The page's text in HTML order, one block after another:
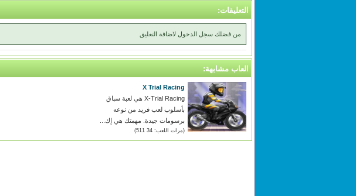
التعليقات:
من فضلك سجل الدخول لاضافة التعليق
العاب مشابهة:
X Trial Racing
X-Trial Racing هي لعبة سباق
بأسلوب لعب فريد من نوعه
برسومات جيدة. مهمتك هي إك...
(مرات اللعب: 34 511)